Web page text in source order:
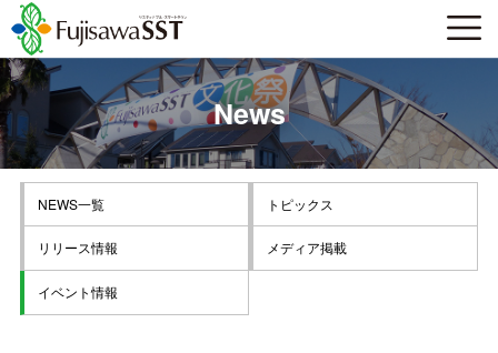
News
NEWS一覧 トピックス
リリース情報 メディア掲載
イベント情報